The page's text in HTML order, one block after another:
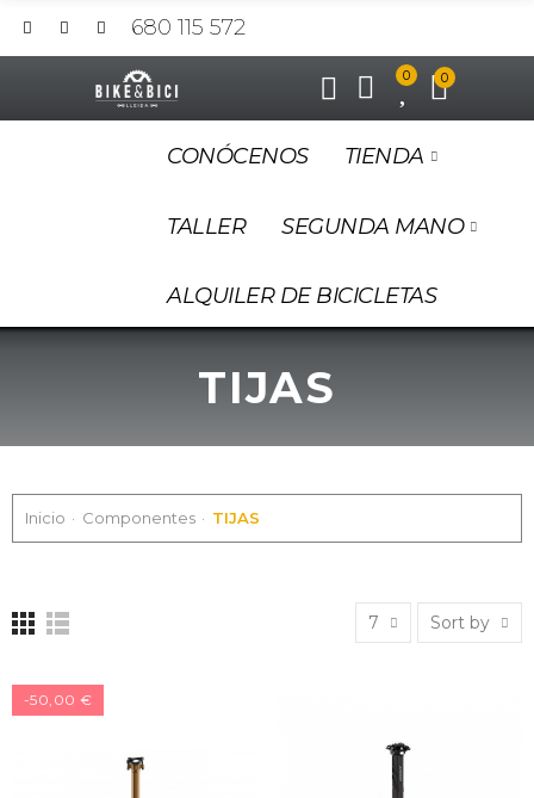
680 115 572
0 0
CONÓCENOS TIENDA
TALLER SEGUNDA MANO
ALQUILER DE BICICLETAS
TIJAS
Inicio Componentes TIJAS
7 Sort by
-50,00 €